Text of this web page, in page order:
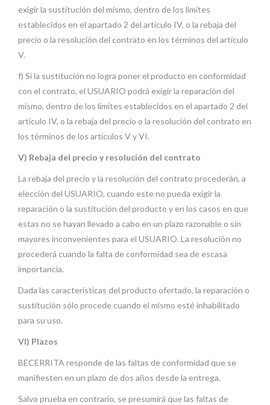
exigir la sustitución del mismo, dentro de los límites
establecidos en el apartado 2 del artículo IV, o la rebaja del
precio o la resolución del contrato en los términos del artículo
V.
f) Si la sustitución no logra poner el producto en conformidad
con el contrato, el USUARIO podrá exigir la reparación del
mismo, dentro de los límites establecidos en el apartado 2 del
artículo IV, o la rebaja del precio o la resolución del contrato en
los términos de los artículos V y VI.
V) Rebaja del precio y resolución del contrato
La rebaja del precio y la resolución del contrato procederán, a
elección del USUARIO, cuando este no pueda exigir la
reparación o la sustitución del producto y en los casos en que
estas no se hayan llevado a cabo en un plazo razonable o sin
mayores inconvenientes para el USUARIO. La resolución no
procederá cuando la falta de conformidad sea de escasa
importancia.
Dada las características del producto ofertado, la reparación o
sustitución sólo procede cuando el mismo esté inhabilitado
para su uso.
VI) Plazos
BECERRITA responde de las faltas de conformidad que se
manifiesten en un plazo de dos años desde la entrega.
Salvo prueba en contrario, se presumirá que las faltas de